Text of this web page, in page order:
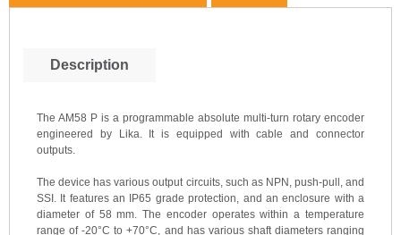
Description
The AM58 P is a programmable absolute multi-turn rotary encoder
engineered by Lika. It is equipped with cable and connector
outputs.
The device has various output circuits, such as NPN, push-pull, and
SSI. It features an IP65 grade protection, and an enclosure with a
diameter of 58 mm. The encoder operates within a temperature
range of -20°C to +70°C, and has various shaft diameters ranging